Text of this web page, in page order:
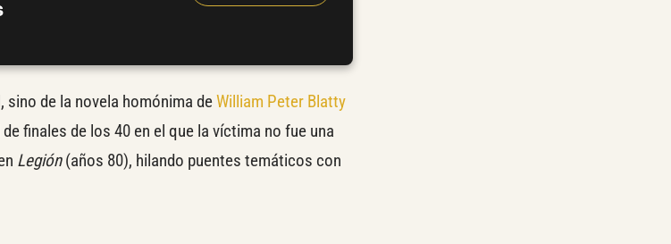
de la novela homónima deWilliam Peter Blatty
finales de los 40 en el que la víctima no fue una
Legión(años 80), hilando puentes temáticos con